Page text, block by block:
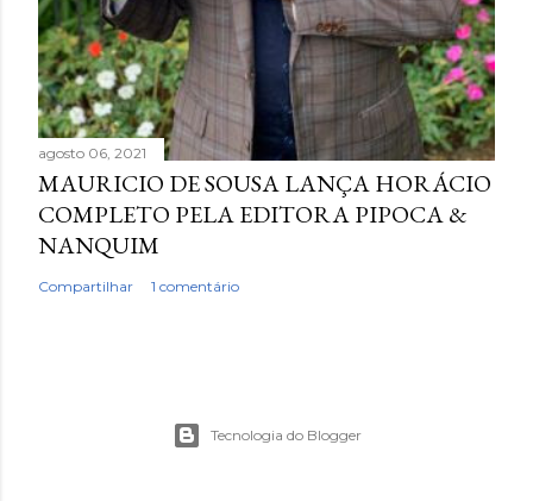
agosto 06, 2021
MAURICIO DE SOUSA LANÇA HORÁCIO
COMPLETO PELA EDITORA PIPOCA &
NANQUIM
Compartilhar 1 comentário
Tecnologia do Blogger